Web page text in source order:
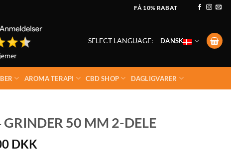
FÅ 10% RABAT
SELECT LANGUAGE: DANSK
AROMA TERAPI CBD SHOP DAGLIGVARER
50 MM 2-DELE
DKK